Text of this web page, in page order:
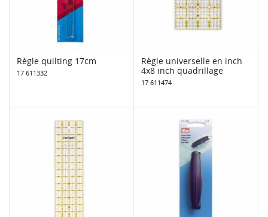
Règle quilting 17cm
17 611332
Règle universelle en inch
4x8 inch quadrillage
17 611474